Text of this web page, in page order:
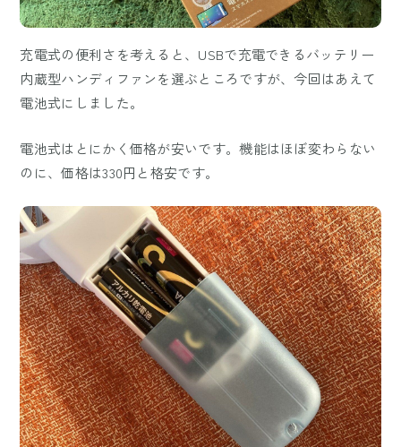
充電式の便利さを考えると、USBで充電できるバッテリー
内蔵型ハンディファンを選ぶところですが、今回はあえて
電池式にしました。
電池式はとにかく価格が安いです。機能はほぼ変わらない
のに、価格は330円と格安です。